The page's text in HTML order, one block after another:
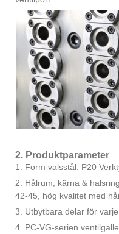
2. Produktparameter
1. Form valsstål: P20
2. Hålrum, kärna &
42-45, hög kvalitet med
3. Utbytbara delar för
4. PC-VG-serien